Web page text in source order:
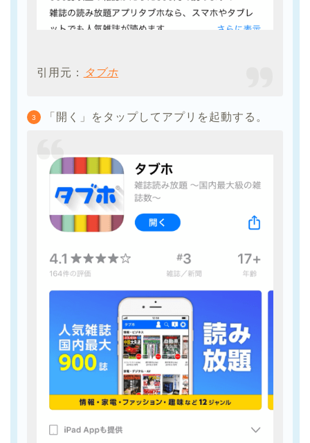
引用元： タブホ
「開く」をタップしてアプリを起動する。